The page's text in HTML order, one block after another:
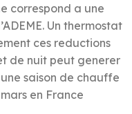
correspond a une
Un thermostat
ces reductions
de nuit peut generer
une saison de chauffe
en France